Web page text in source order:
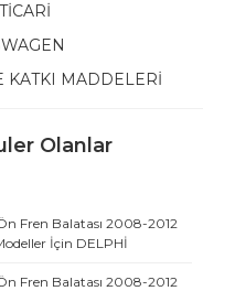
KATKI MADDELERİ
Olanlar
Fren Balatası 2008-2012
İçin DELPHİ
Fren Balatası 2008-2012